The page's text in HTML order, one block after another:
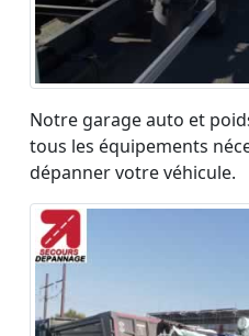
Notre garage auto et
tous les équipements
dépanner votre véhicule.